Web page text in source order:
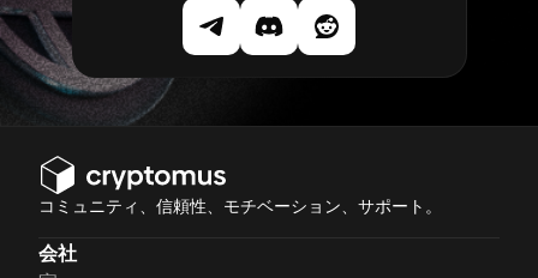
コミュニティ、信頼性、モチベーション、サポート。
会社